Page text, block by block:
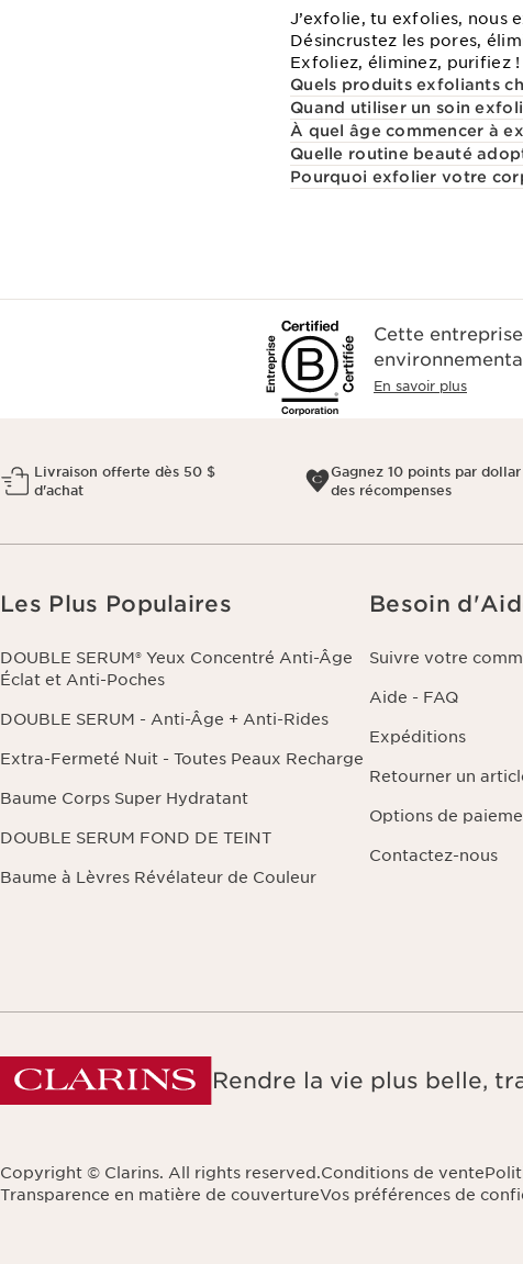
J’exfolie, tu exfolies, nous
Désincrustez les pores,
Exfoliez, éliminez, purifiez
Quels produits exfoliants
Quand utiliser un soin
À quel âge commencer à
Quelle routine beauté
Pourquoi exfolier votre
Cette
En savoir plus
Livraison offerte dès 50 $
d'achat
Gagnez 10 points par
des récompenses
Les Plus Populaires
DOUBLE SERUM® Yeux Concentré Anti-Âge
Éclat et Anti-Poches
DOUBLE SERUM - Anti-Âge + Anti-Rides
Extra-Fermeté Nuit - Toutes Peaux Recharge
Baume Corps Super Hydratant
DOUBLE SERUM FOND DE TEINT
Baume à Lèvres Révélateur de Couleur
Besoin
Suivre votre
Aide - FAQ
Expéditions
Retourner un
Options de
Contactez-nous
Rendre la vie plus belle,
Copyright © Clarins. All rights reserved.Conditions de vente
Transparence en matière de couvertureVos préférences de